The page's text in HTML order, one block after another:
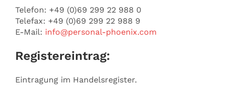
Telefon: +49 (0)69 299 22 988 0
Telefax: +49 (0)69 299 22 988 9
E-Mail: info@personal-phoenix.com
Registereintrag:
Eintragung im Handelsregister.